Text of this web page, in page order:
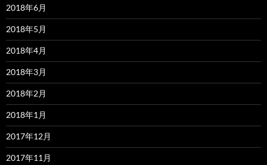
2018年6月
2018年5月
2018年4月
2018年3月
2018年2月
2018年1月
2017年12月
2017年11月